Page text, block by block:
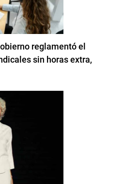
reglamentó el
sin horas extra,